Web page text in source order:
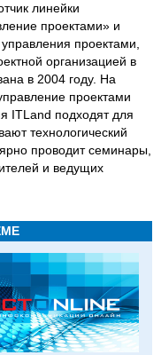
линейки
проектами» и
проектами,
организацией в
в 2004 году. На
проектами
ITLand подходят для
технологический
проводит семинары,
и ведущих